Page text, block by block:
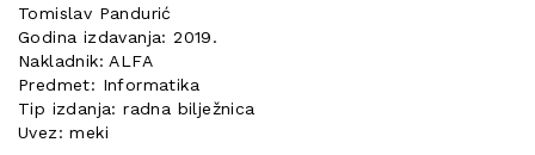
Tomislav Pandurić
Godina izdavanja: 2019.
Nakladnik: ALFA
Predmet: Informatika
Tip izdanja: radna bilježnica
Uvez: meki